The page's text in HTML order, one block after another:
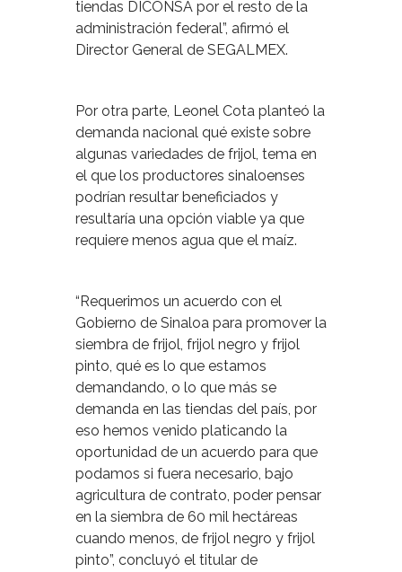
tiendas DICONSA por el resto de la
administración federal”, afirmó el
Director General de SEGALMEX.
Por otra parte, Leonel Cota planteó la
demanda nacional qué existe sobre
algunas variedades de frijol, tema en
el que los productores sinaloenses
podrían resultar beneficiados y
resultaría una opción viable ya que
requiere menos agua que el maíz.
“Requerimos un acuerdo con el
Gobierno de Sinaloa para promover la
siembra de frijol, frijol negro y frijol
pinto, qué es lo que estamos
demandando, o lo que más se
demanda en las tiendas del país, por
eso hemos venido platicando la
oportunidad de un acuerdo para que
podamos si fuera necesario, bajo
agricultura de contrato, poder pensar
en la siembra de 60 mil hectáreas
cuando menos, de frijol negro y frijol
pinto”, concluyó el titular de